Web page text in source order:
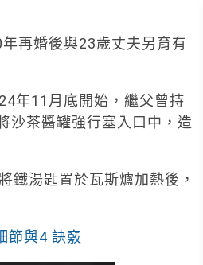
再婚後與23歲丈夫另育有
年11月底開始，繼父曾持
沙茶醬罐強行塞入口中，造
鐵湯匙置於瓦斯爐加熱後，
節與4 訣竅